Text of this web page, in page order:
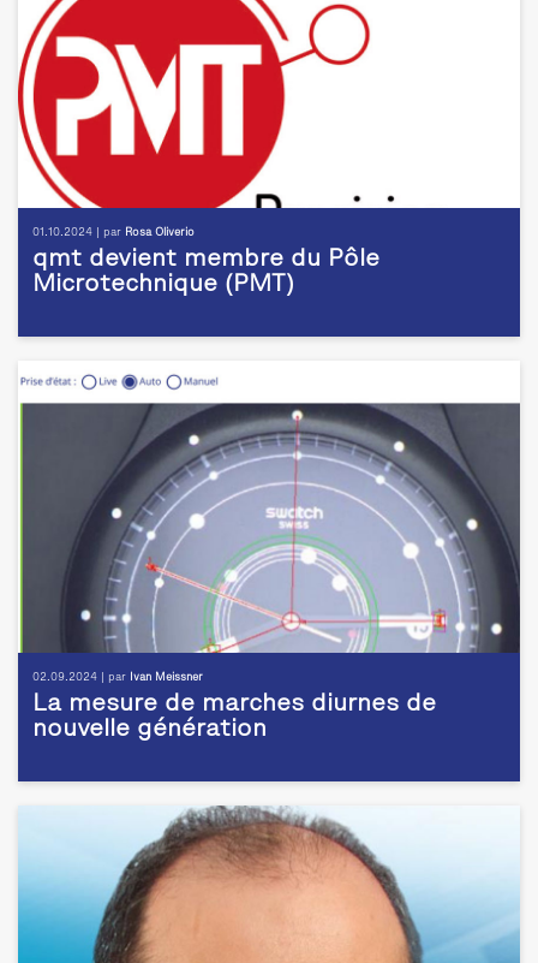
01.10.2024 | par Rosa Oliverio
qmt devient membre du Pôle
Microtechnique (PMT)
02.09.2024 | par Ivan Meissner
La mesure de marches diurnes de
nouvelle génération